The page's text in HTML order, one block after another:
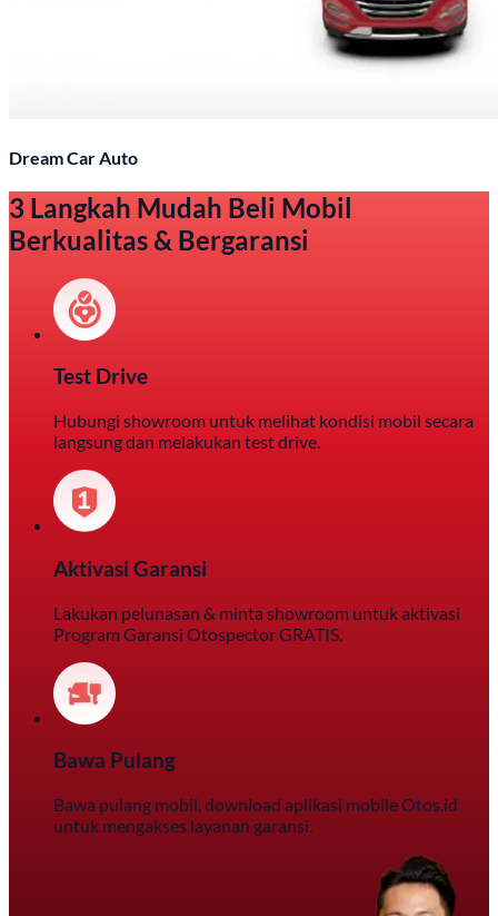
Dream Car Auto
3 Langkah Mudah Beli Mobil
Berkualitas & Bergaransi
Test Drive
Hubungi showroom untuk melihat kondisi mobil secara
langsung dan melakukan test drive.
Aktivasi Garansi
Lakukan pelunasan & minta showroom untuk aktivasi
Program Garansi Otospector GRATIS.
Bawa Pulang
Bawa pulang mobil, download aplikasi mobile Otos.id
untuk mengakses layanan garansi.